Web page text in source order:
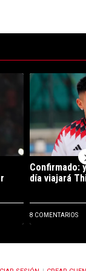
La formación
el título "River y
Un artículo de
Confirmado:
día viajará
8 COMENTARIOS